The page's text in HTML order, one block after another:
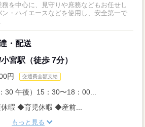
を中心に、見守りや庶務などもお任せし
ン・ハイエースなどを使用し、安全第一で
・配送
宮駅（徒歩 7分）
円 交通費全額支給
30 午後）15：30〜18：00...
暇 ◆育児休暇 ◆産前...
もっと見る